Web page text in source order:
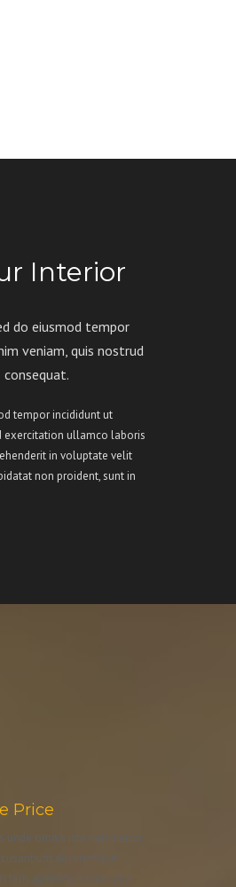
Interior
do eiusmod tempor
veniam, quis nostrud
tempor incididunt ut
exercitation ullamco laboris
in voluptate velit
non proident, sunt in
Price
unde omnis iste natus error
doloremque
rem aperiam, eaque ipsa